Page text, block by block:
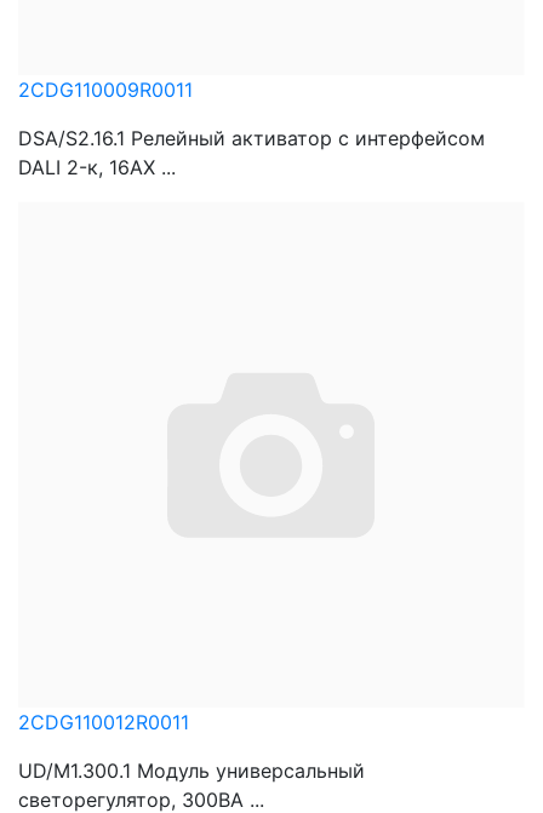
2CDG110009R0011
DSA/S2.16.1 Релейный активатор с интерфейсом
DALI 2-к, 16AX ...
2CDG110012R0011
UD/M1.300.1 Модуль универсальный
светорегулятор, 300BA ...